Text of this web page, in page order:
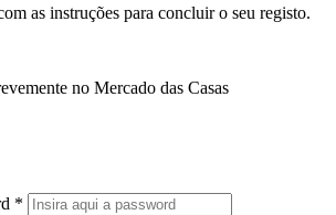
as instruções para concluir o seu registo.
no Mercado das Casas
*